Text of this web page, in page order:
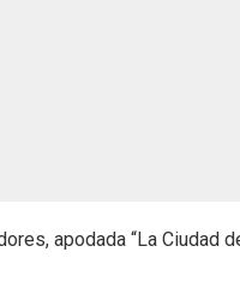
apodada “La Ciudad